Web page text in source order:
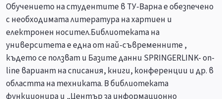
Обучението на студентите в ТУ-Варна е обезпечено
с необходимата литература на хартиен и
електронен носител.Библиотеката на
университета е една от най-съвременните ,
където се ползват и Базите данни SPRINGERLINK- on-
line вариант на списания, книги, конференции и др. в
областта на техниката. В библиотеката
функционира и „Център за информационно